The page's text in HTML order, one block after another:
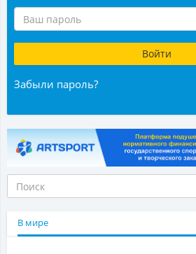
Забыли пароль?
В мире